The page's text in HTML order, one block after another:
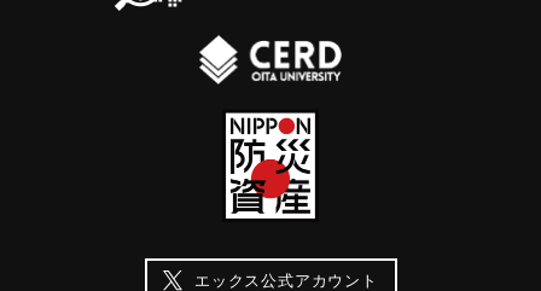
エックス公式アカウント